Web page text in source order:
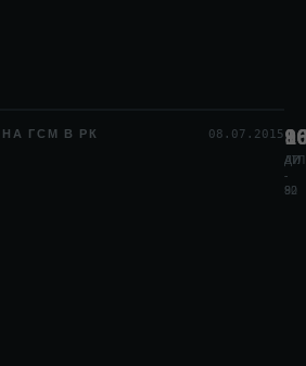
ГСМ В РК 08.07.2015
АИ
-
80
АИ
-
92
ДТЛ